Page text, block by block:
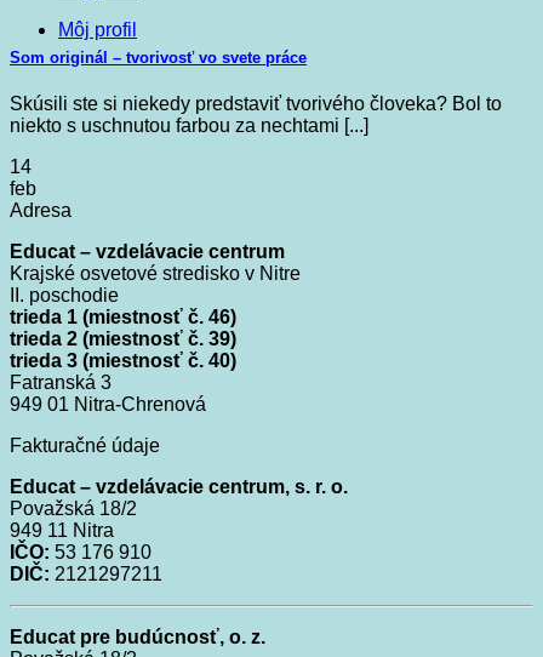
Môj profil
Som originál – tvorivosť vo svete práce
Skúsili ste si niekedy predstaviť tvorivého človeka? Bol to
niekto s uschnutou farbou za nechtami [...]
14
feb
Adresa
Educat – vzdelávacie centrum
Krajské osvetové stredisko v Nitre
II. poschodie
trieda 1 (miestnosť č. 46)
trieda 2 (miestnosť č. 39)
trieda 3 (miestnosť č. 40)
Fatranská 3
949 01 Nitra-Chrenová
Fakturačné údaje
Educat – vzdelávacie centrum, s. r. o.
Považská 18/2
949 11 Nitra
IČO: 53 176 910
DIČ: 2121297211
Educat pre budúcnosť, o. z.